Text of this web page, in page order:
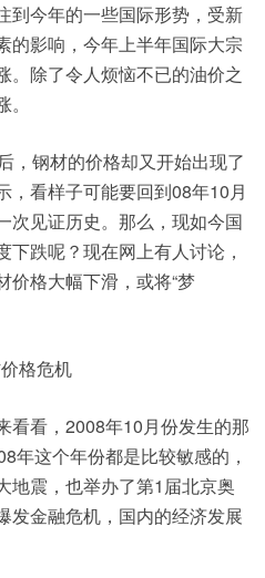
到今年的一些国际形势，受新
的影响，今年上半年国际大宗
。除了令人烦恼不已的油价之
，钢材的价格却又开始出现了
，看样子可能要回到08年10月
次见证历史。那么，现如今国
跌呢？现在网上有人讨论，
价格大幅下滑，或将“梦
格危机
看看，2008年10月份发生的那
年这个年份都是比较敏感的，
地震，也举办了第1届北京奥
发金融危机，国内的经济发展